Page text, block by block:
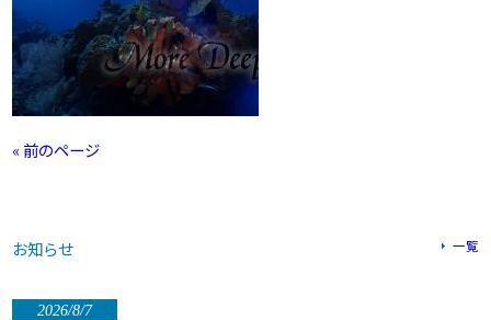
« 前のページ
お知らせ 一覧
2026/8/7